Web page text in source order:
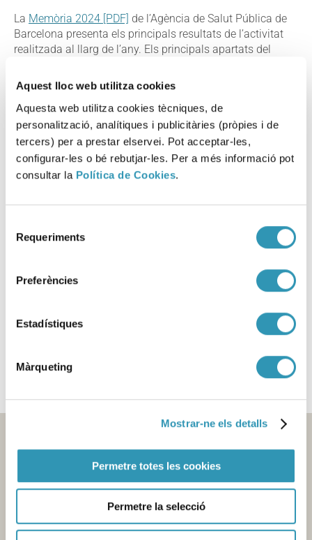
Aquest lloc web utilitza cookies
Aquesta web utilitza cookies tècniques, de
personalització, analítiques i publicitàries (pròpies i de
tercers) per a prestar elservei. Pot acceptar-les,
configurar-les o bé rebutjar-les. Per a més informació pot
consultar la Política de Cookies.
Requeriments
Preferències
Estadístiques
Màrqueting
Mostrar-ne els detalls
Permetre totes les cookies
Permetre la selecció
La Memòria 2024 [PDF] de l’Agència de Salut Pública de
Barcelona presenta els principals resultats de l’activitat
realitzada al llarg de l’any. Els principals apartats del
d’actuació, els recursos i persones de l’ASPB i, els
resultats relatius a l’activitat i producció, i la recerca i
docència.
L’informe reflecteix el compromís permanent de l’ASPB
amb la salut col·lectiva, la qualitat del servei i la millora
contínua, reforçant la seva funció com a organisme de
Anys anteriors [PDF]